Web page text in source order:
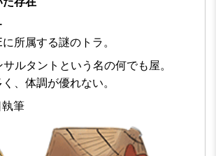
所属する謎のトラ。
ルタントという名の何でも屋。
、体調が優れない。
筆